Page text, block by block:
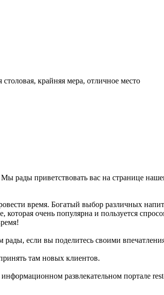
крайняя мера, отличное место
рады приветствовать вас на странице
время. Богатый выбор различных
очень популярна и пользуется
если вы поделитесь своими
там новых клиентов.
развлекательном портале